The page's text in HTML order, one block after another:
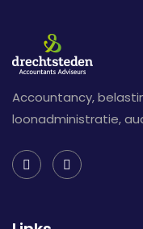
Accountancy,
loonadministratie,